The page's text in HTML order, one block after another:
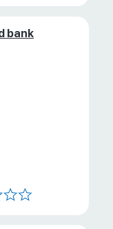
bank